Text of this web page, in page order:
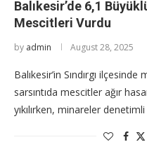
Balıkesir’de 6,1
Mescitleri Vurdu
by admin August 28, 2025
Balıkesir’in Sındırgı
sarsıntıda mescitler ağır
yıkılırken, minareler